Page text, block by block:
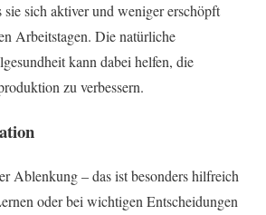
sie sich aktiver und weniger erschöpft
Arbeitstagen. Die natürliche
kann dabei helfen, die
zu verbessern.
Ablenkung – das ist besonders hilfreich
oder bei wichtigen Entscheidungen